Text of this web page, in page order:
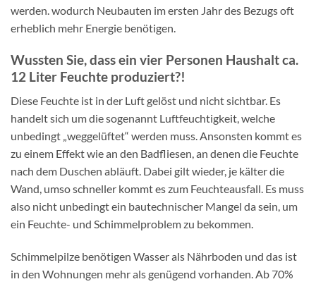
werden. wodurch Neubauten im ersten Jahr des Bezugs oft
erheblich mehr Energie benötigen.
Wussten Sie, dass ein vier Personen Haushalt ca.
12 Liter Feuchte produziert?!
Diese Feuchte ist in der Luft gelöst und nicht sichtbar. Es
handelt sich um die sogenannt Luftfeuchtigkeit, welche
unbedingt „weggelüftet“ werden muss. Ansonsten kommt es
zu einem Effekt wie an den Badfliesen, an denen die Feuchte
nach dem Duschen abläuft. Dabei gilt wieder, je kälter die
Wand, umso schneller kommt es zum Feuchteausfall. Es muss
also nicht unbedingt ein bautechnischer Mangel da sein, um
ein Feuchte- und Schimmelproblem zu bekommen.
Schimmelpilze benötigen Wasser als Nährboden und das ist
in den Wohnungen mehr als genügend vorhanden. Ab 70%